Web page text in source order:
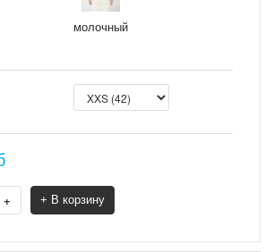
молочный
+ + В корзину